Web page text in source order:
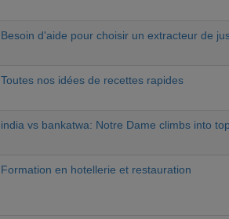
Besoin d'aide pour choisir un extracteur de
Toutes nos idées de recettes rapides
india vs bankatwa: Notre Dame climbs into
Formation en hotellerie et restauration